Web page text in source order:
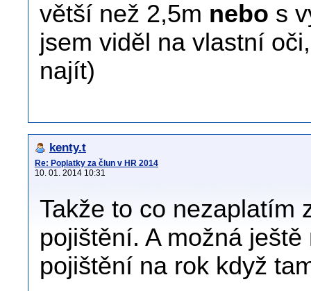
větší než 2,5m nebo s
jsem viděl na vlastní
najít)
kenty.t
Re: Poplatky za člun v HR 2014
10. 01. 2014 10:31
Takže to co nezaplatím
pojištění. A možná
pojištění na rok když